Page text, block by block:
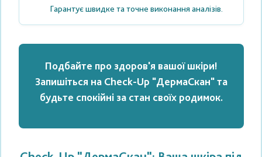
Гарантує швидке та точне виконання аналізів.
Подбайте про здоров'я вашої шкіри!
Запишіться на Check-Up "ДермаСкан" та
будьте спокійні за стан своїх родимок.